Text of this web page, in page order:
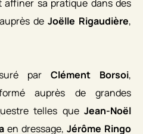
affiner sa pratique dans des
de Joëlle Rigaudière,
par Clément Borsoi,
auprès de grandes
telles que Jean-Noël
en dressage, Jérôme Ringo